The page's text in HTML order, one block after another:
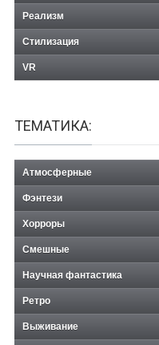
Реализм
Стилизация
VR
ТЕМАТИКА:
Атмосферные
Фэнтези
Хорроры
Смешные
Научная фантастика
Ретро
Выживание